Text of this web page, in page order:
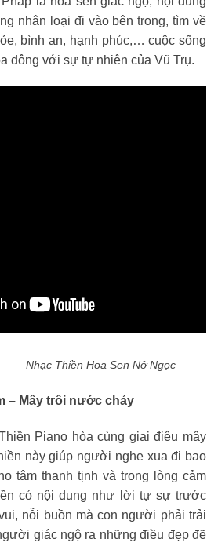
nhân loại đi vào bên trong, tìm về
bình an, hạnh phúc,… cuộc sống
đông với sự tự nhiên của Vũ Trụ.
Sen Nở Ngọc
– Mây trôi nước chảy
Piano hòa cùng giai điệu mây
này giúp người nghe xua đi bao
tâm thanh tịnh và trong lòng cảm
có nội dung như lời tự sự trước
nỗi buồn mà con người phải trải
giác ngộ ra những điều đẹp đẽ